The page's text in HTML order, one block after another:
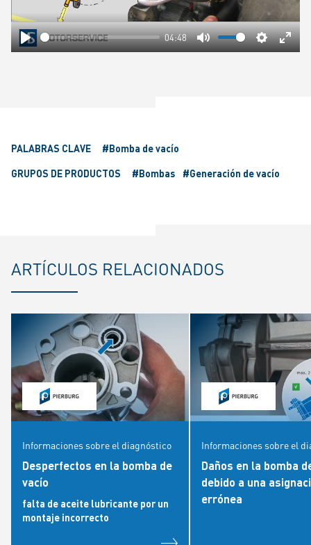
Play
04:48
Mute Settings
PALABRAS CLAVE
#Bomba de vacío
GRUPOS DE PRODUCTOS
#Bombas #Generación de vacío
ARTÍCULOS RELACIONADOS
Informaciones sobre el diagnóstico
Desperfectos en la bomba de
vacío
falta de aceite lubricante por un
montaje incorrecto
Informaciones sobre el
Daños en la bomba
debido a una
errónea